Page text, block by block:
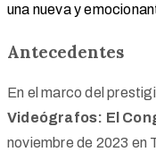
una nueva y
Antecedentes
En el marco del
Videógrafos: El
noviembre de 2023 en